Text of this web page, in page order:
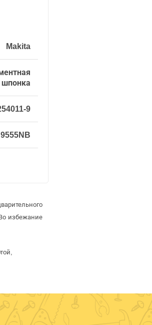
Makita
шпонка
9
9555NB
избежание